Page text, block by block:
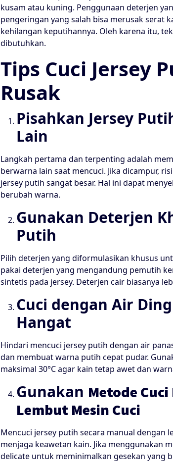
kusam atau kuning. Penggunaan deterjen
pengeringan yang salah bisa merusak serat
kehilangan keputihannya. Oleh karena itu,
dibutuhkan.
Tips Cuci Jersey
Rusak
Pisahkan Jersey
Lain
Langkah pertama dan terpenting adalah
berwarna lain saat mencuci. Jika dicampur,
jersey putih sangat besar. Hal ini dapat
berubah warna.
Gunakan Deterjen
Putih
Pilih deterjen yang diformulasikan khusus
pakai deterjen yang mengandung pemutih
sintetis pada jersey. Deterjen cair biasanya
Cuci dengan Air
Hangat
Hindari mencuci jersey putih dengan air
dan membuat warna putih cepat pudar.
maksimal 30°C agar kain tetap awet dan
Gunakan Metode
Lembut Mesin Cuci
Mencuci jersey putih secara manual dengan
menjaga keawetan kain. Jika menggunakan
delicate untuk meminimalkan gesekan yang